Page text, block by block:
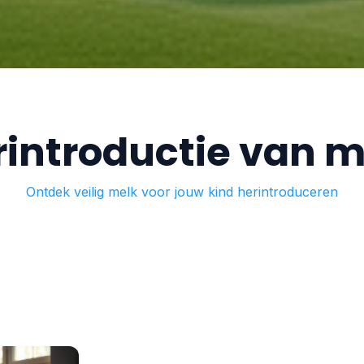
van
Ontdek veilig melk voor jouw kind herintroduceren